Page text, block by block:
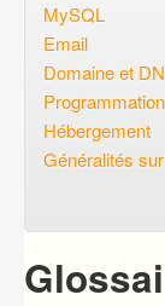
Connexion
MySQL
Email
Domaine et
Programmation
Hébergement
Généralités